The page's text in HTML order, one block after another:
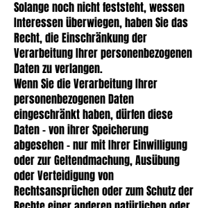
Solange noch nicht feststeht, wessen
Interessen überwiegen, haben Sie das
Recht, die Einschränkung der
Verarbeitung Ihrer personenbezogenen
Daten zu verlangen.
Wenn Sie die Verarbeitung Ihrer
personenbezogenen Daten
eingeschränkt haben, dürfen diese
Daten – von ihrer Speicherung
abgesehen – nur mit Ihrer Einwilligung
oder zur Geltendmachung, Ausübung
oder Verteidigung von
Rechtsansprüchen oder zum Schutz der